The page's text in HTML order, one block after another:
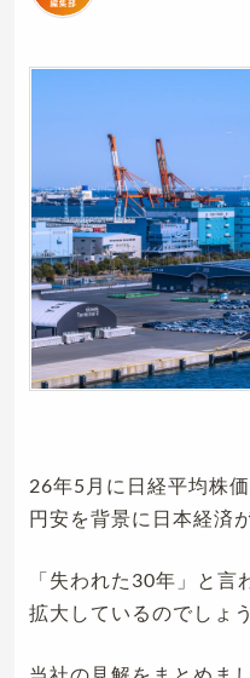
26年5月に日経平均株
円安を背景に日本経済
「失われた30年」と
拡大しているのでしょう